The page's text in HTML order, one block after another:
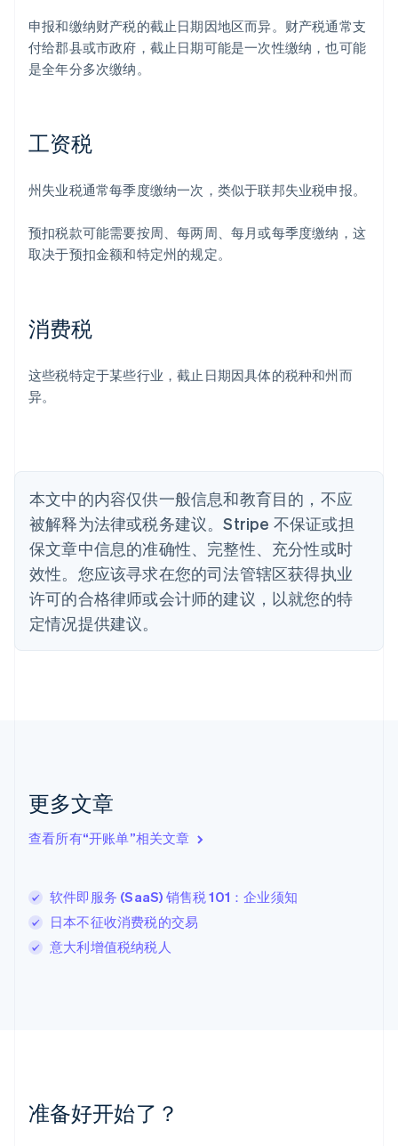
申报和缴纳财产税的截止日期因地区而异。财产税通常支
付给郡县或市政府，截止日期可能是一次性缴纳，也可能
是全年分多次缴纳。
工资税
州失业税通常每季度缴纳一次，类似于联邦失业税申报。
预扣税款可能需要按周、每两周、每月或每季度缴纳，这
取决于预扣金额和特定州的规定。
消费税
这些税特定于某些行业，截止日期因具体的税种和州而
异。
本文中的内容仅供一般信息和教育目的，不应
被解释为法律或税务建议。Stripe 不保证或担
保文章中信息的准确性、完整性、充分性或时
效性。您应该寻求在您的司法管辖区获得执业
许可的合格律师或会计师的建议，以就您的特
定情况提供建议。
更多文章
查看所有“开账单”相关文章
软件即服务 (SaaS) 销售税 101：企业须知
日本不征收消费税的交易
意大利增值税纳税人
准备好开始了？
阿联酋
爱尔兰
English
Deutsch
澳大利亚
巴西
English
丹麦
English
德国
DeutschEnglish
法国
FrançaisEnglish
芬兰
EnglishSvenska
English Italiano
拉脱维亚
立陶宛
DeutschEnglish
卢森堡
FrançaisDeutschEnglish
罗马尼亚
墨西哥
EspañolEnglish